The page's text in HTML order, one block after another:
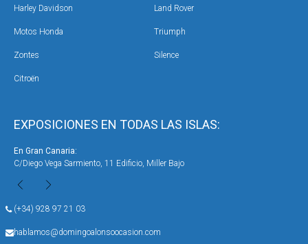
EXPOSICIONES EN TODAS LAS ISLAS:
En Gran Canaria:
C/Diego Vega Sarmiento, 11 Edificio, Miller Bajo
(+34) 928 97 21 03
hablamos@domingoalonsoocasion.com
Harley Davidson Land Rover
Motos Honda Triumph
Zontes Silence
Citroën